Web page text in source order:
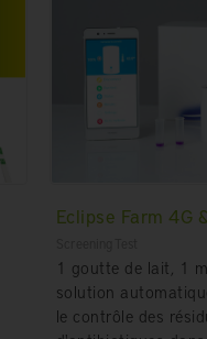
Eclipse Farm 4G
1 goutte de lait, 1
solution
le contrôle des